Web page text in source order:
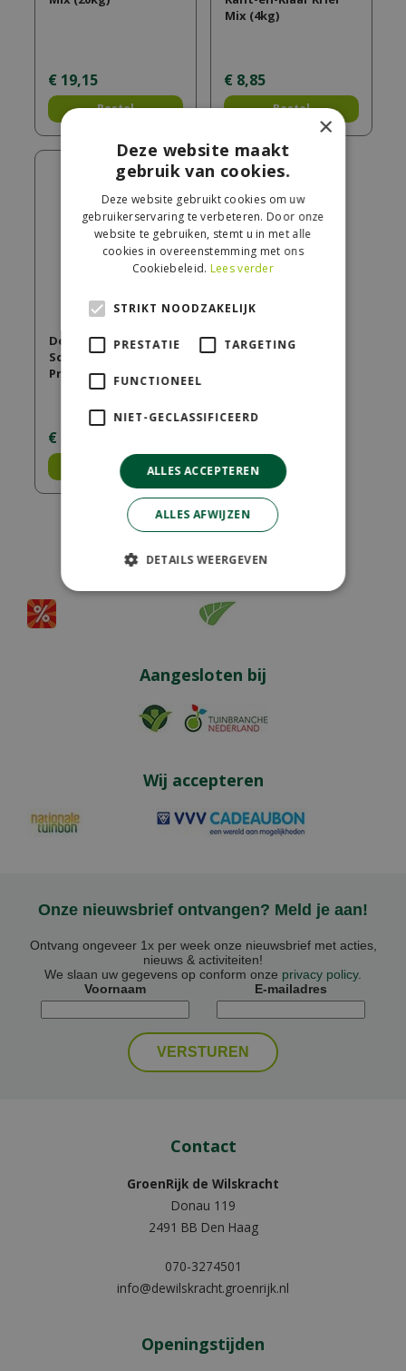
€ 19,15
Bestel
Mix (4kg)
€ 8,85
Bestel
Deli nature
Schelpenzand
Premium Wit (20kg)
€
Bestel
Partners
Aangesloten bij
Wij accepteren
Onze nieuwsbrief ontvangen? Meld je aan!
Ontvang ongeveer 1x per week onze nieuwsbrief met acties,
nieuws & activiteiten!
We slaan uw gegevens op conform onze privacy policy.
Voornaam
E-mailadres
Contact
GroenRijk de Wilskracht
Donau 119
2491 BB Den Haag
070-3274501
info@dewilskracht.groenrijk.nl
Openingstijden
×
Deze website maakt
gebruik van cookies.
Deze website gebruikt cookies om uw
gebruikerservaring te verbeteren. Door onze
website te gebruiken, stemt u in met alle
cookies in overeenstemming met ons
Cookiebeleid. Lees verder
STRIKT NOODZAKELIJK
PRESTATIE TARGETING
FUNCTIONEEL
NIET-GECLASSIFICEERD
ALLES ACCEPTEREN
ALLES AFWIJZEN
DETAILS WEERGEVEN